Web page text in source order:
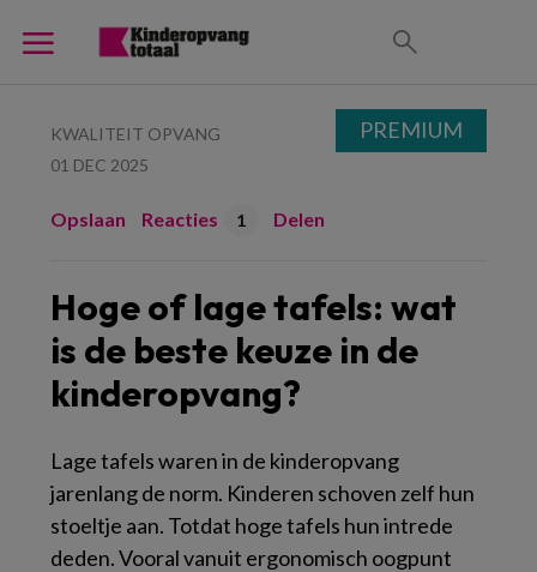
KWALITEIT OPVANG
01 DEC 2025
Opslaan Reacties 1 Delen
Hoge of lage tafels: wat
is de beste keuze in de
kinderopvang?
Lage tafels waren in de kinderopvang
jarenlang de norm. Kinderen schoven zelf hun
stoeltje aan. Totdat hoge tafels hun intrede
deden. Vooral vanuit ergonomisch oogpunt
PREMIUM